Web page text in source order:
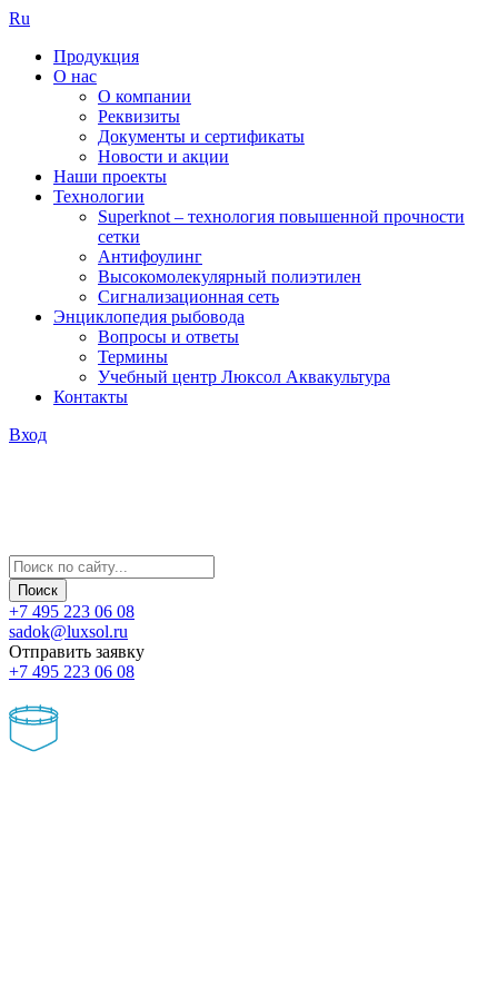
Ru
Продукция
О нас
О компании
Реквизиты
Документы и сертификаты
Новости и акции
Наши проекты
Технологии
Superknot – технология повышенной прочности
сетки
Антифоулинг
Высокомолекулярный полиэтилен
Сигнализационная сеть
Энциклопедия рыбовода
Вопросы и ответы
Термины
Учебный центр Люксол Аквакультура
Контакты
Вход
+7 495 223 06 08
sadok@luxsol.ru
Отправить заявку
+7 495 223 06 08